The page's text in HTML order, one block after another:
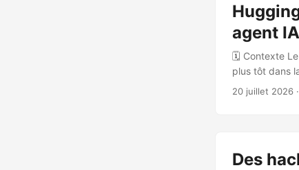
agent
🗓️ Contexte Le
plus tôt dans
constitue l’un
20 juillet 2026
Des